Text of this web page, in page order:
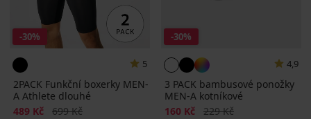
-30%
5
2PACK Funkční boxerky MEN-
A Athlete dlouhé
Sleva
489 Kč Původní cena
699 Kč
-30%
4,9
3 PACK bambusové ponožky
MEN-A kotníkové
Sleva
160 Kč Původní cena
229 Kč